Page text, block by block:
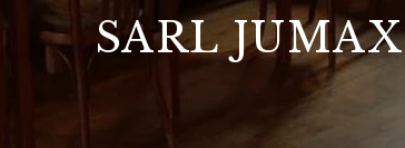
SARL JUMAX